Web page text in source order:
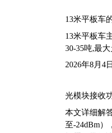
13米平板车
13米平板车
30-35吨,最
2026年8月4日
光模块接收
本文详细解
至-24dBm